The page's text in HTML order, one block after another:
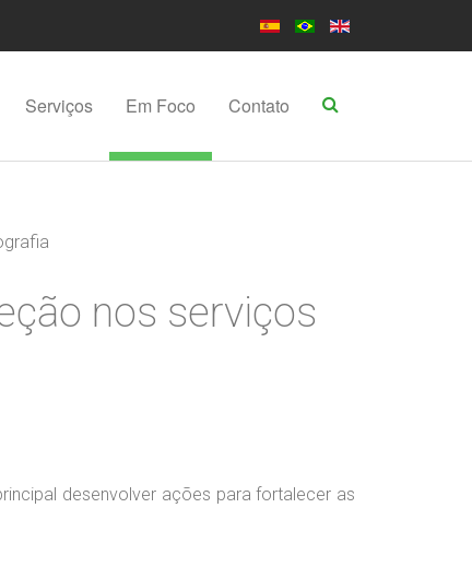
Serviços Em Foco Contato
nos serviços
desenvolver ações para fortalecer as